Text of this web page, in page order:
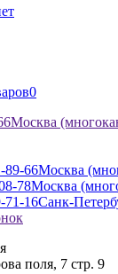
0
Москва
89-66Москва
78Москва
71-16Санк-
поля, 7 стр. 9